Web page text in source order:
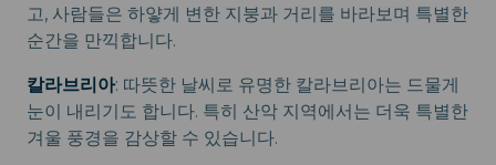
고, 사람들은 하얗게 변한 지붕과 거리를 바라보며 특별한
순간을 만끽합니다.
칼라브리아: 따뜻한 날씨로 유명한 칼라브리아는 드물게
눈이 내리기도 합니다. 특히 산악 지역에서는 더욱 특별한
겨울 풍경을 감상할 수 있습니다.